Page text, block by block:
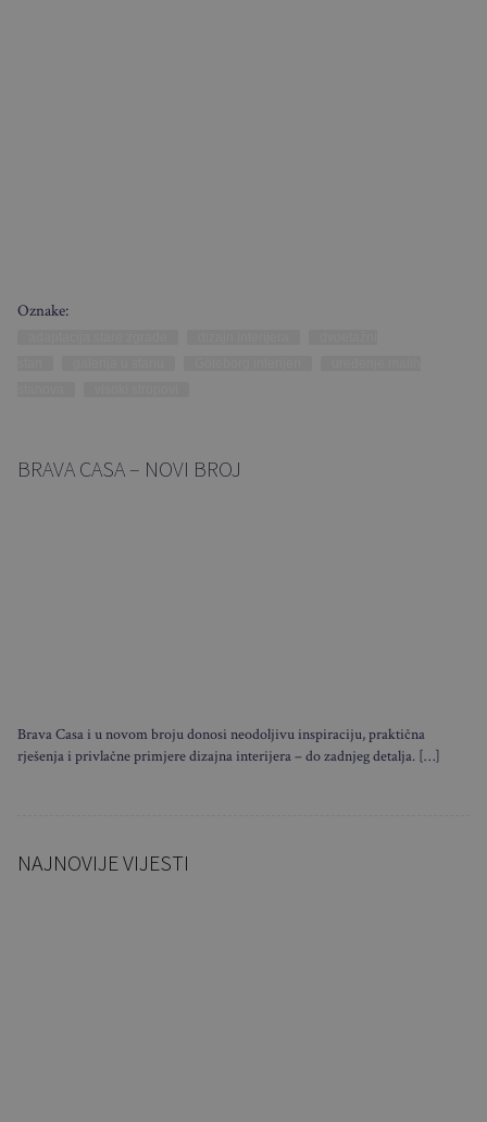
Oznake:
BRAVA CASA – NOVI BROJ
Brava Casa i u novom broju donosi neodoljivu inspiraciju, praktična
rješenja i privlačne primjere dizajna interijera – do zadnjeg detalja. […]
NAJNOVIJE VIJESTI